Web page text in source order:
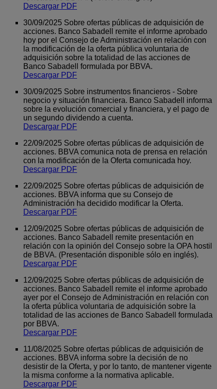
Descargar PDF
30/09/2025 Sobre ofertas públicas de adquisición de
acciones. Banco Sabadell remite el informe aprobado
hoy por el Consejo de Administración en relación con
la modificación de la oferta pública voluntaria de
adquisición sobre la totalidad de las acciones de
Banco Sabadell formulada por BBVA.
Descargar PDF
30/09/2025 Sobre instrumentos financieros - Sobre
negocio y situación financiera. Banco Sabadell informa
sobre la evolución comercial y financiera, y el pago de
un segundo dividendo a cuenta.
Descargar PDF
22/09/2025 Sobre ofertas públicas de adquisición de
acciones. BBVA comunica nota de prensa en relación
con la modificación de la Oferta comunicada hoy.
Descargar PDF
22/09/2025 Sobre ofertas públicas de adquisición de
acciones. BBVA informa que su Consejo de
Administración ha decidido modificar la Oferta.
Descargar PDF
12/09/2025 Sobre ofertas públicas de adquisición de
acciones. Banco Sabadell remite presentación en
relación con la opinión del Consejo sobre la OPA hostil
de BBVA. (Presentación disponible sólo en inglés).
Descargar PDF
12/09/2025 Sobre ofertas públicas de adquisición de
acciones. Banco Sabadell remite el informe aprobado
ayer por el Consejo de Administración en relación con
la oferta pública voluntaria de adquisición sobre la
totalidad de las acciones de Banco Sabadell formulada
por BBVA.
Descargar PDF
11/08/2025 Sobre ofertas públicas de adquisición de
acciones. BBVA informa sobre la decisión de no
desistir de la Oferta, y por lo tanto, de mantener vigente
la misma conforme a la normativa aplicable.
Descargar PDF